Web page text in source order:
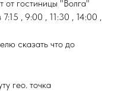
гостиницы "Волга"
, 9:00 , 11:30 , 14:00 ,
сказать что до
гео. точка